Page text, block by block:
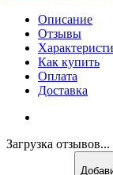
Описание
Отзывы
Как купить
Оплата
Доставка
Загрузка отзывов...